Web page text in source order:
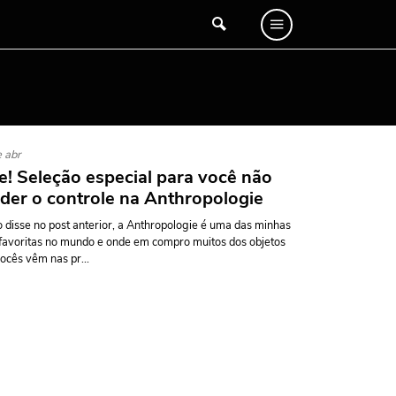
abr
Seleção especial para você não
o controle na Anthropologie
disse no post anterior, a Anthropologie é uma das minhas
no mundo e onde em compro muitos dos objetos
vêm nas pr...